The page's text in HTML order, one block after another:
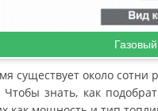
существует около сотни
Чтобы знать, как